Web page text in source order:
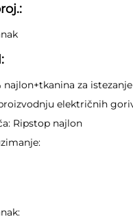
najlon+tkanina za istezanje
električnih
Ripstop najlon